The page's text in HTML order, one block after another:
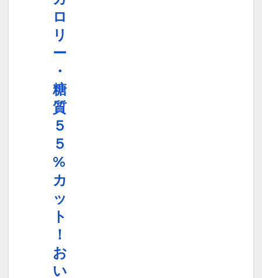
ロ
リ
ー
・
糖
質
５
５
%
カ
ッ
ト
！
お
い